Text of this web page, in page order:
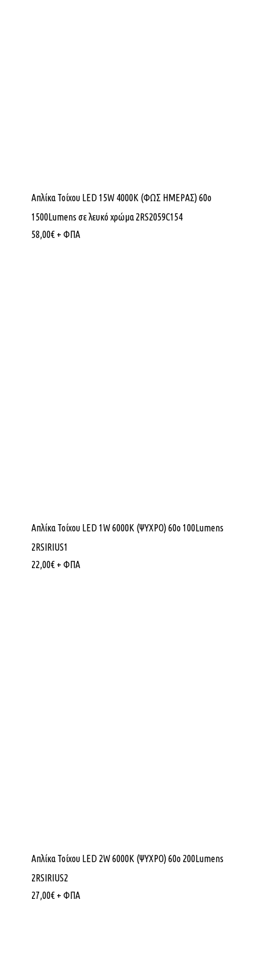
Απλίκα Τοίχου LED 15W 4000K (ΦΩΣ ΗΜΕΡΑΣ) 60ο
1500Lumens σε λευκό χρώμα 2RS2059C154
58,00€ + ΦΠΑ
Απλίκα Τοίχου LED 1W 6000K (ΨΥΧΡΟ) 60ο 100Lumens
2RSIRIUS1
22,00€ + ΦΠΑ
Απλίκα Τοίχου LED 2W 6000K (ΨΥΧΡΟ) 60ο 200Lumens
2RSIRIUS2
27,00€ + ΦΠΑ